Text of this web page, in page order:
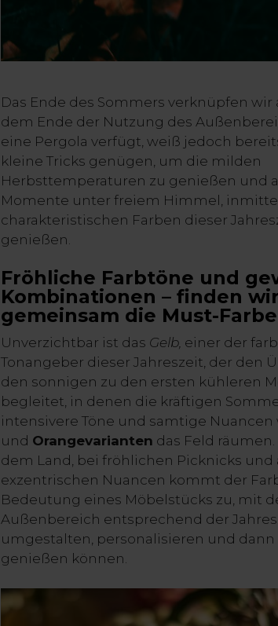
Das Ende des Sommers verknüpfen
dem Ende der Nutzung des
eine Pergola verfügt, weiß jedoch
kleine Tricks genügen, um die milden
Herbsttemperaturen zu genießen und
Momente unter freiem Himmel,
charakteristischen Farben dieser
genießen.
Fröhliche Farbtöne und
Kombinationen – finden wir
gemeinsam die Must-
Unverzichtbar ist das Gelb, einer der
Tonangeber dieser Jahreszeit, der den
den sonnigen zu den ersten kühleren
begleitet, in denen die kräftigen
intensivere Töne und samtige Nuancen
und Orangevarianten das Feld
dem Land, bei fröhlichen Picknicks und
exzentrischen Nuancen kommt der
Bedeutung eines Möbelstücks zu, mit
Außenbereich entsprechend der
umgestalten, personalisieren und dann
genießen können.